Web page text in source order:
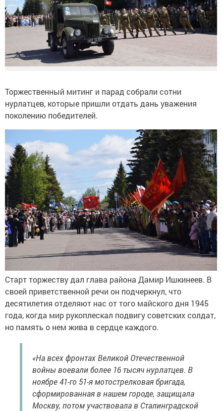
Торжественный митинг и парад собрали сотни
нурлатцев, которые пришли отдать дань уважения
поколению победителей.
Старт торжеству дал глава района Дамир Ишкинеев. В
своей приветственной речи он подчеркнул, что
десятилетия отделяют нас от того майского дня 1945
года, когда мир рукоплескал подвигу советских солдат,
но память о нем жива в сердце каждого.
«На всех фронтах Великой Отечественной
войны воевали более 16 тысяч нурлатцев. В
ноябре 41-го 51-я мотострелковая бригада,
сформированная в нашем городе, защищала
Москву, потом участвовала в Сталинградской